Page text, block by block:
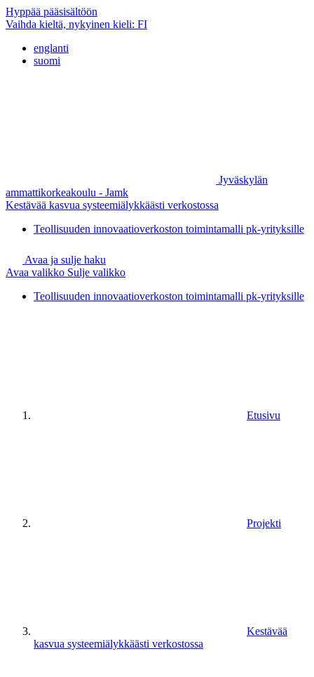
Hyppää pääsisältöön
Vaihda kieltä, nykyinen kieli: FI
englanti
suomi
Jyväskylän
ammattikorkeakoulu - Jamk
Kestävää kasvua systeemiälykkäästi verkostossa
Teollisuuden innovaatioverkoston toimintamalli pk-yrityksille
Avaa ja sulje haku
Avaa valikko Sulje valikko
Teollisuuden innovaatioverkoston toimintamalli pk-yrityksille
Etusivu
Projekti
Kestävää
kasvua systeemiälykkäästi verkostossa